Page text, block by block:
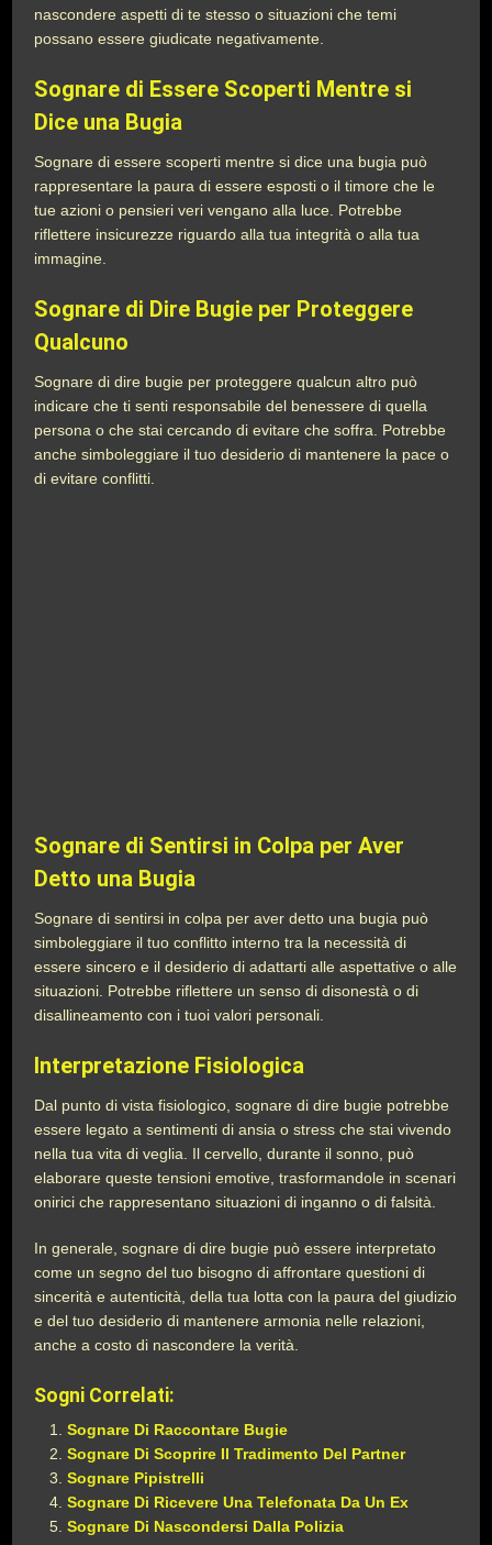
nascondere aspetti di te stesso o situazioni che temi
possano essere giudicate negativamente.
Sognare di Essere Scoperti Mentre si
Dice una Bugia
Sognare di essere scoperti mentre si dice una bugia può
rappresentare la paura di essere esposti o il timore che le
tue azioni o pensieri veri vengano alla luce. Potrebbe
riflettere insicurezze riguardo alla tua integrità o alla tua
immagine.
Sognare di Dire Bugie per Proteggere
Qualcuno
Sognare di dire bugie per proteggere qualcun altro può
indicare che ti senti responsabile del benessere di quella
persona o che stai cercando di evitare che soffra. Potrebbe
anche simboleggiare il tuo desiderio di mantenere la pace o
di evitare conflitti.
Sognare di Sentirsi in Colpa per Aver
Detto una Bugia
Sognare di sentirsi in colpa per aver detto una bugia può
simboleggiare il tuo conflitto interno tra la necessità di
essere sincero e il desiderio di adattarti alle aspettative o alle
situazioni. Potrebbe riflettere un senso di disonestà o di
disallineamento con i tuoi valori personali.
Interpretazione Fisiologica
Dal punto di vista fisiologico, sognare di dire bugie potrebbe
essere legato a sentimenti di ansia o stress che stai vivendo
nella tua vita di veglia. Il cervello, durante il sonno, può
elaborare queste tensioni emotive, trasformandole in scenari
onirici che rappresentano situazioni di inganno o di falsità.
In generale, sognare di dire bugie può essere interpretato
come un segno del tuo bisogno di affrontare questioni di
sincerità e autenticità, della tua lotta con la paura del giudizio
e del tuo desiderio di mantenere armonia nelle relazioni,
anche a costo di nascondere la verità.
Sogni Correlati:
Sognare Di Raccontare Bugie
Sognare Di Scoprire Il Tradimento Del Partner
Sognare Pipistrelli
Sognare Di Ricevere Una Telefonata Da Un Ex
Sognare Di Nascondersi Dalla Polizia